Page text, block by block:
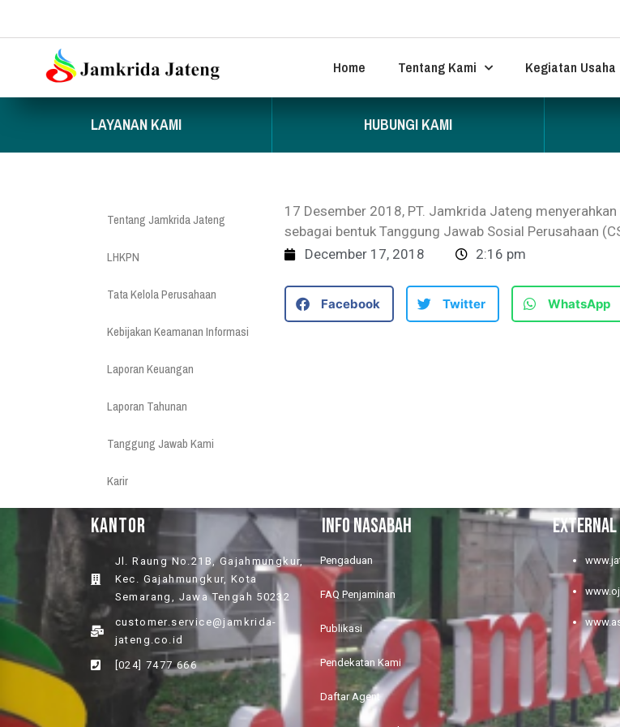
Home Tentang Kami Kegiatan Usaha
LAYANAN KAMI HUBUNGI KAMI
Tentang Jamkrida Jateng
LHKPN
Tata Kelola Perusahaan
Kebijakan Keamanan Informasi
Laporan Keuangan
Laporan Tahunan
Tanggung Jawab Kami
Karir
17 Desember 2018, PT. Jamkrida Jateng
sebagai bentuk Tanggung Jawab Sosial Perusahaan
December 17, 2018
2:16 pm
Facebook Twitter WhatsApp
KANTOR
Jl. Raung No.21B, Gajahmungkur,
Kec. Gajahmungkur, Kota
Semarang, Jawa Tengah 50232
customer.service@jamkrida-
jateng.co.id
[024] 7477 666
INFO NASABAH
Pengaduan
FAQ Penjaminan
Publikasi
Pendekatan Kami
Daftar Agent